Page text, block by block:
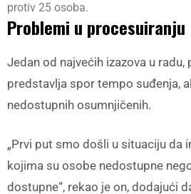
protiv 25 osoba.
Problemi u procesuiranju
Jedan od najvećih izazova u radu,
predstavlja spor tempo suđenja,
nedostupnih osumnjičenih.
„Prvi put smo došli u situaciju da
kojima su osobe nedostupne
dostupne“, rekao je on, dodajući